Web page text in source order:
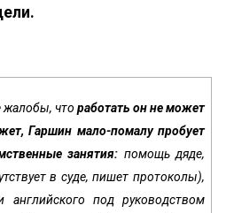
жалобы, что работать он не может
Гаршин мало-помалу пробует
занятия: по­мощь дяде,
в суде, пи­шет протоколы),
английского под руководством